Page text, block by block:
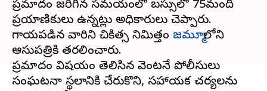
ప్రమాదం జరిగిన సమయంలో బస్సులో 75మంది
ప్రయాణికులు ఉన్నట్లు అధికారులు చెప్పారు.
గాయపడిన వారిని చికిత్స నిమిత్తం జమ్మూలోని
ఆసుపత్రికి తరలించారు.
ప్రమాదం విషయం తెలిసిన వెంటనే పోలీసులు
సంఘటనా స్థలానికి చేరుకొని, సహాయక చర్యలను